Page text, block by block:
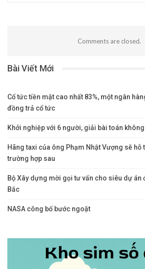
Comments are closed.
Bài Viết Mới
Cổ tức tiền mặt cao nhất 83%, một ngân
đồng trả cổ tức
Khởi nghiệp với 6 người, giải bài toán
Hãng taxi của ông Phạm Nhật Vượng sẽ
trường hợp sau
Bộ Xây dựng mời gọi tư vấn cho siêu dự án
Bắc
NASA công bố bước ngoặt